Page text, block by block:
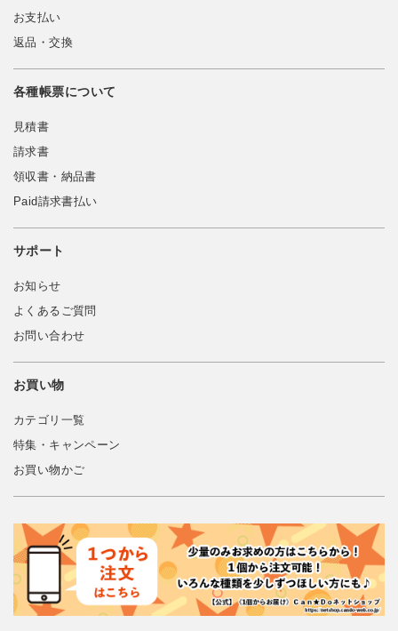
お支払い
返品・交換
各種帳票について
見積書
請求書
領収書・納品書
Paid請求書払い
サポート
お知らせ
よくあるご質問
お問い合わせ
お買い物
カテゴリ一覧
特集・キャンペーン
お買い物かご